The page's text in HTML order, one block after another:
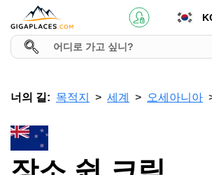
너의 길: 목적지 세계 오세아니아